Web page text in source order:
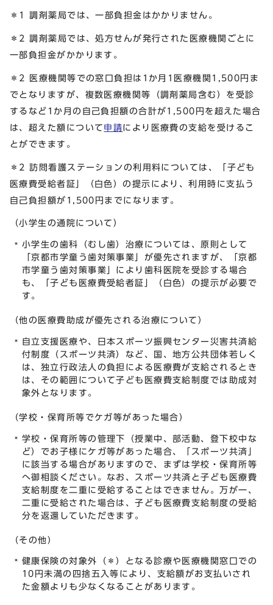
＊1 調剤薬局では、一部負担金はかかりません。
＊2 調剤薬局では、処方せんが発行された医療機関ごとに
一部負担金がかかります。
＊2 医療機関等での窓口負担は1か月1医療機関1,500円ま
でとなりますが、複数医療機関等（調剤薬局含む）を受診
するなど1か月の自己負担額の合計が1,500円を超えた場合
は、超えた額について 申請により医療費の支給を受けるこ
とができます。
＊2 訪問看護ステーションの利用料については、「子ども
医療費受給者証」（白色）の提示により、利用時に支払う
自己負担額が1,500円までになります。
（小学生の通院について）
小学生の歯科（むし歯）治療については、原則として
「京都市学童う歯対策事業」が優先されますが、「京都
市学童う歯対策事業」により歯科医院を受診する場合
も、「子ども医療費受給者証」（白色）の提示が必要で
す。
（他の医療費助成が優先される治療について）
自立支援医療や、日本スポーツ振興センター災害共済給
付制度（スポーツ共済）など、国、地方公共団体若しく
は、独立行政法人の負担による医療費が支給されるとき
は、その範囲について子ども医療費支給制度では助成対
象外となります。
（学校・保育所等でケガ等があった場合）
学校・保育所等の管理下（授業中、部活動、登下校中な
ど）でお子様にケガ等があった場合、「スポーツ共済」
に該当する場合がありますので、まずは学校・保育所等
へ御相談ください。なお、スポーツ共済と子ども医療費
支給制度を二重に受給することはできません。万が一、
二重に受給された場合は、子ども医療費支給制度の受給
分を返還していただきます。
（その他）
健康保険の対象外（＊）となる診療や医療機関窓口での
10円未満の四捨五入等により、支給額がお支払いされ
た金額よりも少なくなることがあります。